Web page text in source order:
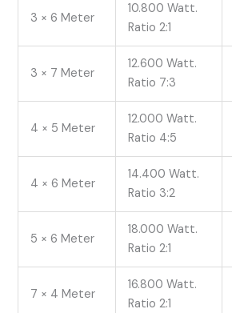
3 × 6 Meter
10.800 Watt.
Ratio 2:1
3 × 7 Meter
12.600 Watt.
Ratio 7:3
4 × 5 Meter
12.000 Watt.
Ratio 4:5
4 × 6 Meter
14.400 Watt.
Ratio 3:2
5 × 6 Meter
18.000 Watt.
Ratio 2:1
7 × 4 Meter
16.800 Watt.
Ratio 2:1